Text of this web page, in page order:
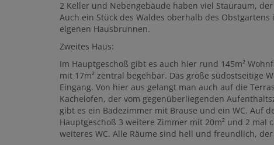
2 Keller und Nebengebäude haben viel Stauraum,
Auch ein Stück des Waldes oberhalb des
eigenen Hausbrunnen.
Zweites Haus:
Im Hauptgeschoß gibt es auch hier rund 145m²
mit 17m² zentral begehbar. Das große südostseitige
Eingang. Von hier aus gelangt man auch auf die
Kachelofen, der vom gegenüberliegenden
gibt es ein Badezimmer mit Brause und ein WC. Auf
Hauptgeschoß 3 weitere Zimmer mit 20m² und 2 mal
weiteres WC. Alle Räume sind hell und freundlich,